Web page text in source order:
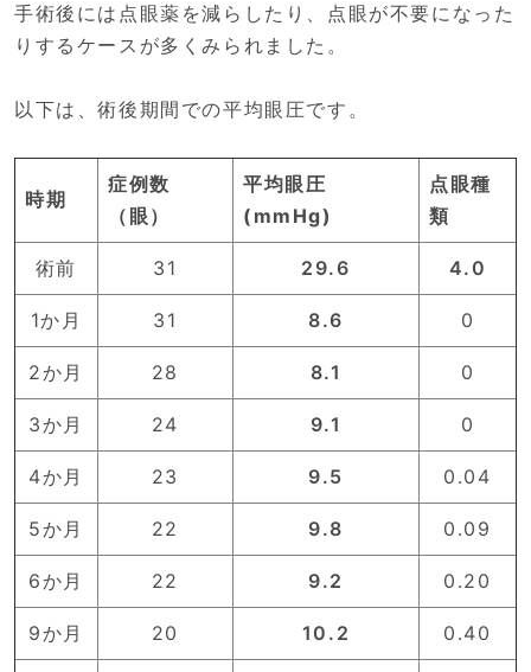
手術後には点眼薬を減らしたり、点眼が不要になった
りするケースが多くみられました。
以下は、術後期間での平均眼圧です。
時期
症例数
（眼）
平均眼圧
(mmHg)
点眼種
類
術前 31 29.6 4.0
1か月 31 8.6 0
2か月 28 8.1 0
3か月 24 9.1 0
4か月 23 9.5 0.04
5か月 22 9.8 0.09
6か月 22 9.2 0.20
9か月 20 10.2 0.40